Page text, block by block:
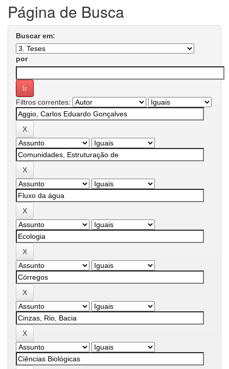
Página de Busca
Buscar em:
por
Filtros correntes: